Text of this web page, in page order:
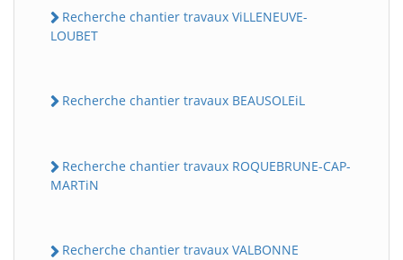
Recherche chantier travaux ViLLENEUVE-
LOUBET
Recherche chantier travaux BEAUSOLEiL
Recherche chantier travaux ROQUEBRUNE-CAP-
MARTiN
Recherche chantier travaux VALBONNE